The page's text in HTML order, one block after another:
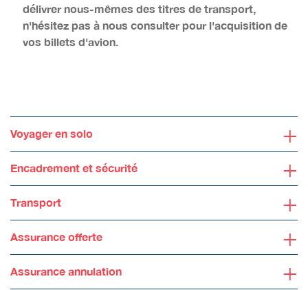
délivrer nous-mêmes des titres de transport,
n'hésitez pas à nous consulter pour l'acquisition de
vos billets d'avion.
Voyager en solo +
Encadrement et sécurité +
Transport +
Assurance offerte +
Assurance annulation +